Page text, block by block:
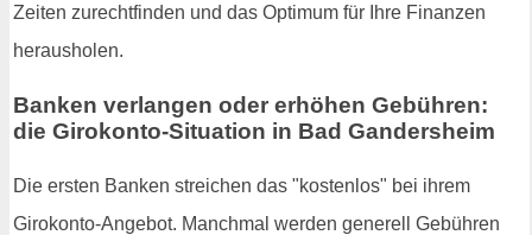
Zeiten zurechtfinden und das Optimum für Ihre Finanzen
herausholen.
Banken verlangen oder erhöhen Gebühren:
die Girokonto-Situation in Bad Gandersheim
Die ersten Banken streichen das "kostenlos" bei ihrem
Girokonto-Angebot. Manchmal werden generell Gebühren